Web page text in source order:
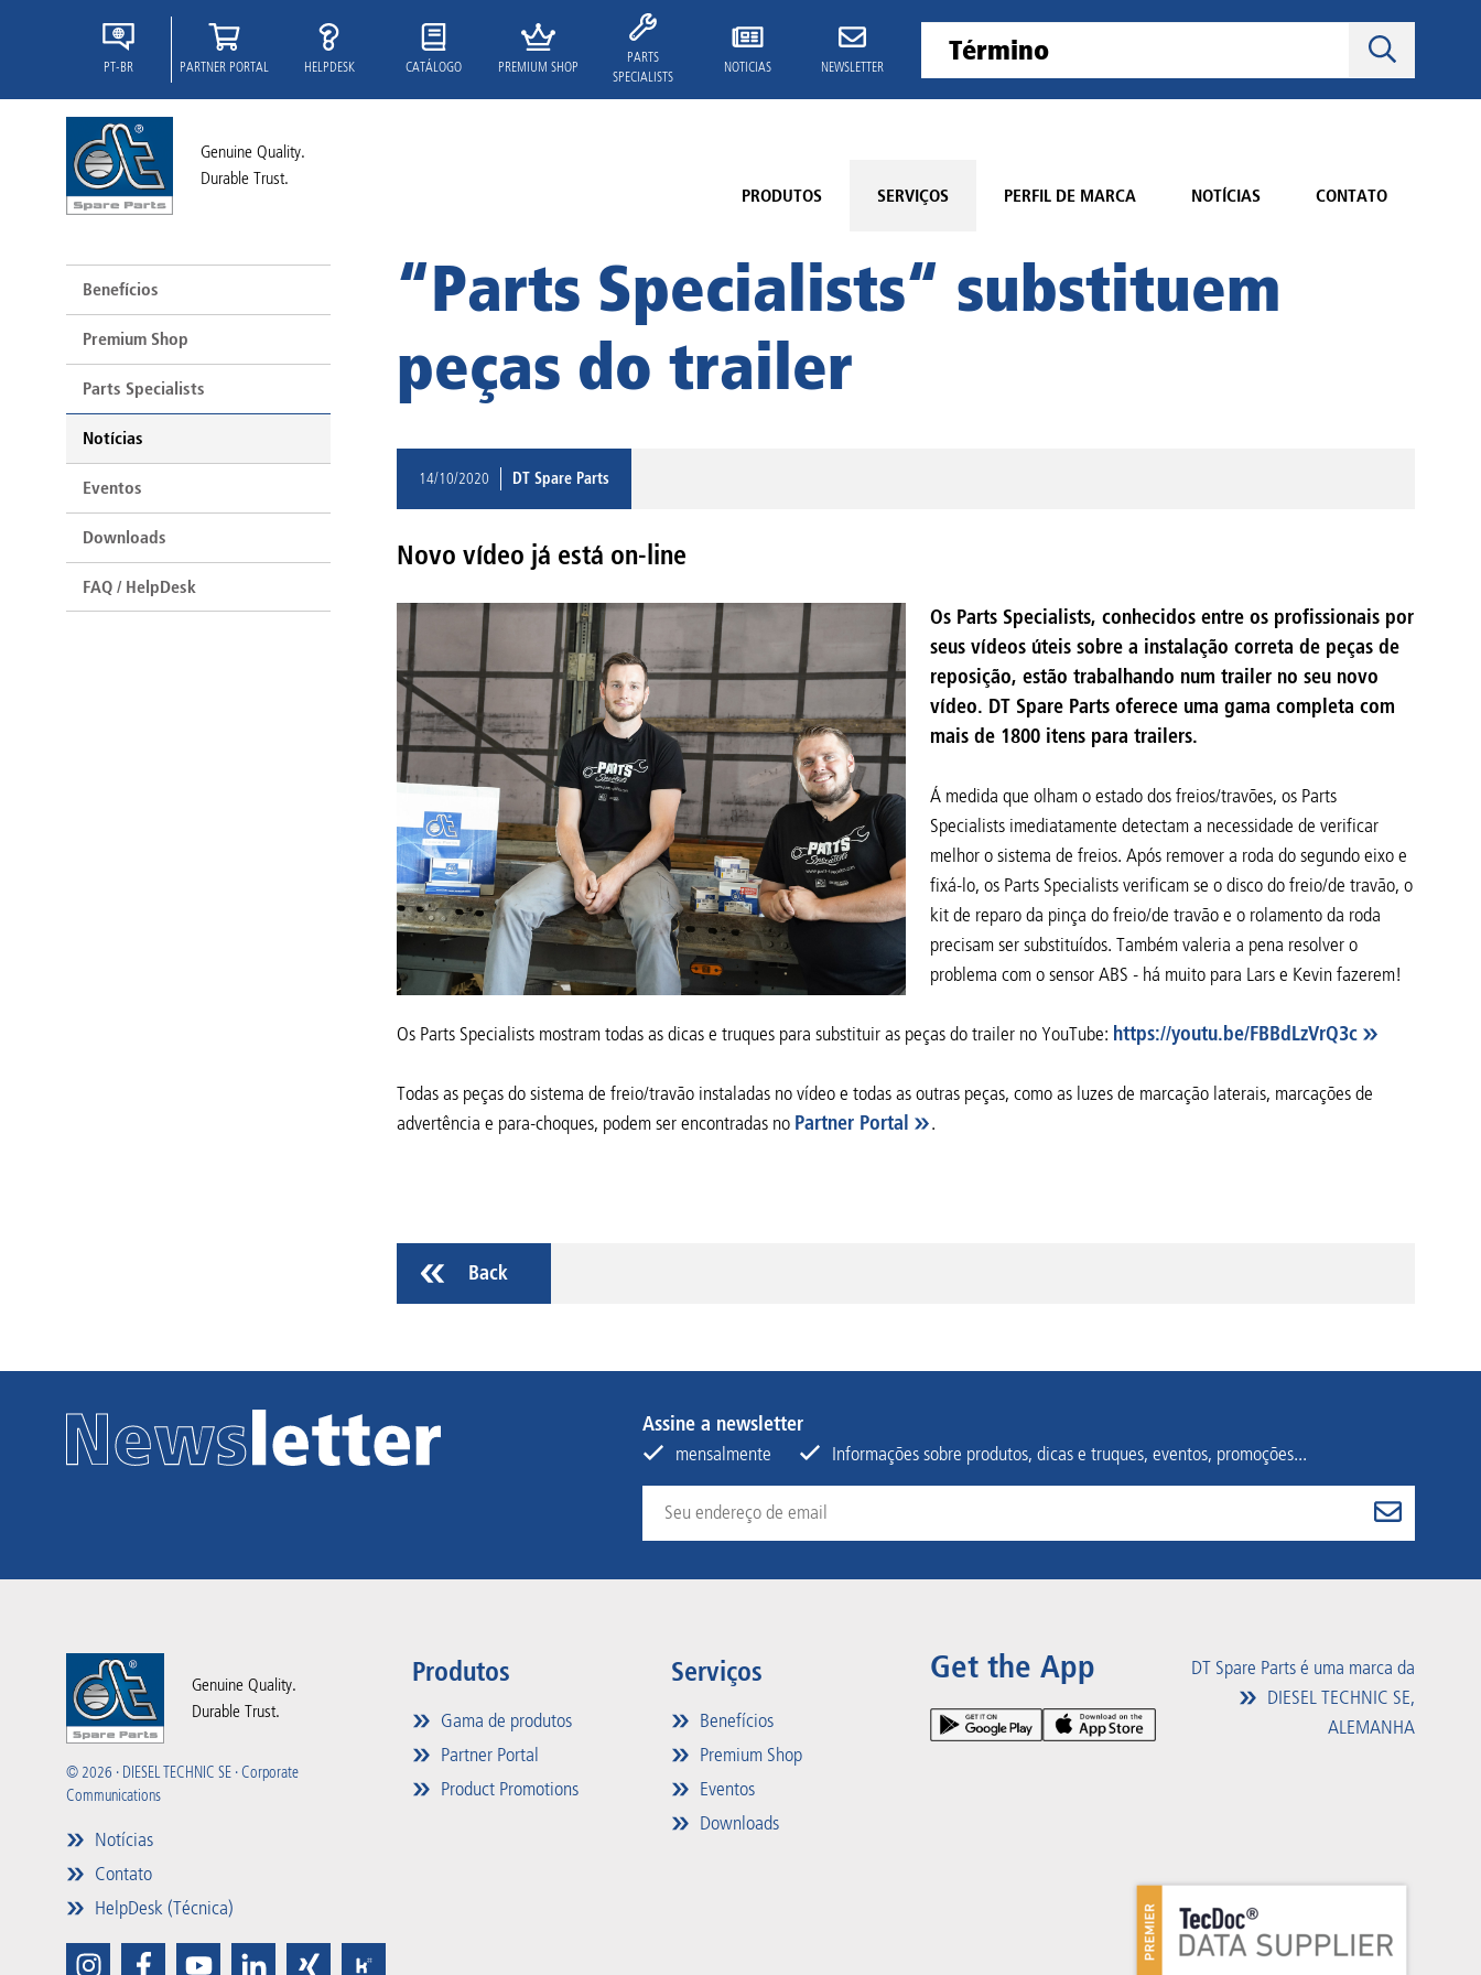
PT-BR PARTNER PORTAL HELPDESK CATÁLOGO PREMIUM SHOP
PARTS
SPECIALISTS
NOTICIAS NEWSLETTER
Genuine Quality.
Durable Trust.
PRODUTOS
SERVIÇOS PERFIL DE MARCA NOTÍCIAS CONTATO
“Parts Specialists“ substituem
peças do trailer
14/10/2020 DT Spare Parts
Novo vídeo já está on-line
Os Parts Specialists, conhecidos entre os profissionais por
seus vídeos úteis sobre a instalação correta de peças de
reposição, estão trabalhando num trailer no seu novo
vídeo. DT Spare Parts oferece uma gama completa com
mais de 1800 itens para trailers.
Á medida que olham o estado dos freios/travões, os Parts
Specialists imediatamente detectam a necessidade de verificar
melhor o sistema de freios. Após remover a roda do segundo eixo e
fixá-lo, os Parts Specialists verificam se o disco do freio/de travão, o
kit de reparo da pinça do freio/de travão e o rolamento da roda
precisam ser substituídos. Também valeria a pena resolver o
problema com o sensor ABS - há muito para Lars e Kevin fazerem!
Os Parts Specialists mostram todas as dicas e truques para substituir as peças do trailer no YouTube: https://youtu.be/FBBdLzVrQ3c
Todas as peças do sistema de freio/travão instaladas no vídeo e todas as outras peças, como as luzes de marcação laterais, marcações de
advertência e para-choques, podem ser encontradas no Partner Portal .
Back
Benefícios
Premium Shop
Parts Specialists
Notícias
Eventos
Downloads
FAQ / HelpDesk
Assine a newsletter
mensalmente
Informações sobre produtos, dicas e truques, eventos, promoções...
Genuine Quality.
Durable Trust.
© 2026 · DIESEL TECHNIC SE · Corporate
Communications
Notícias
Contato
HelpDesk (Técnica)
Produtos
Gama de produtos
Partner Portal
Product Promotions
Serviços
Benefícios
Premium Shop
Eventos
Downloads
Get the App
DT Spare Parts é uma marca da
DIESEL TECHNIC SE,
ALEMANHA